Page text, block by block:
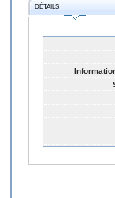
DÉTAILS